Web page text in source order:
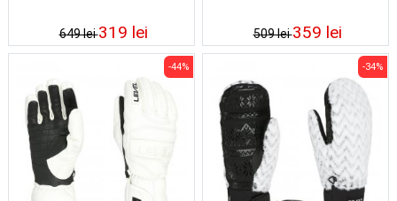
649 lei319 lei 509 lei359 lei
-44% -34%